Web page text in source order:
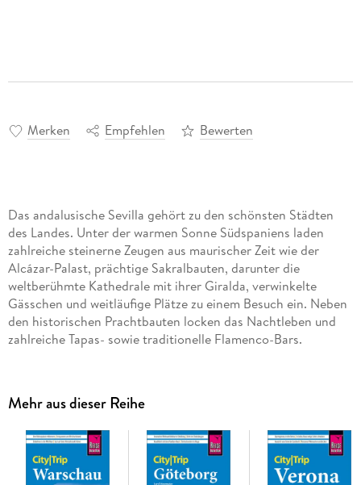
Merken Empfehlen Bewerten
Das andalusische Sevilla gehört zu den schönsten Städten
des Landes. Unter der warmen Sonne Südspaniens laden
zahlreiche steinerne Zeugen aus maurischer Zeit wie der
Alcázar-Palast, prächtige Sakralbauten, darunter die
weltberühmte Kathedrale mit ihrer Giralda, verwinkelte
Gässchen und weitläufige Plätze zu einem Besuch ein. Neben
den historischen Prachtbauten locken das Nachtleben und
zahlreiche Tapas- sowie traditionelle Flamenco-Bars.
Luisa, der grünen Lunge der Stadt, kann man den Tag
ausklingen lassen.
Dieser aktuelle Reiseführer Sevilla ist der ideale Begleiter, um
alle Seiten der andalusischen Metropole selbstständig zu
entdecken:
Mehr aus dieser Reihe